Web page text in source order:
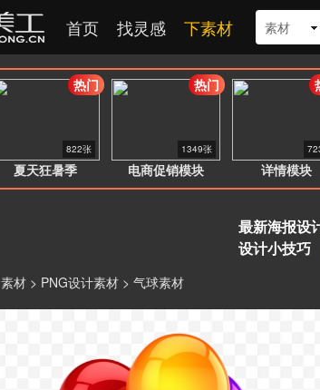
首页 找灵感 下素材 素材
夏天狂暑季
822张
热门
电商促销模块
1349张
热门
详情模块
最新海报设
设计小技巧
素材 > PNG设计素材 > 气球素材